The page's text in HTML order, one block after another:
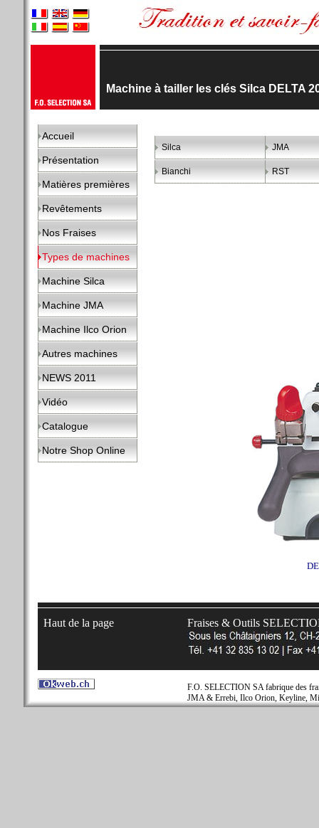
Machine à tailler les clés Silca DELTA
Accueil
Présentation
Matières premières
Revêtements
Nos Fraises
Types de machines
Machine Silca
Machine JMA
Machine Ilco Orion
Autres machines
NEWS 2011
Vidéo
Catalogue
Notre Shop Online
Silca JMA
Bianchi RST
Haut de la page Fraises & Outils
F.O. SELECTION SA fabrique des
JMA & Errebi, Ilco Orion, Keyline,